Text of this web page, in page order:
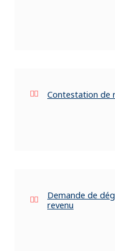
Contestation de
Demande de
revenu